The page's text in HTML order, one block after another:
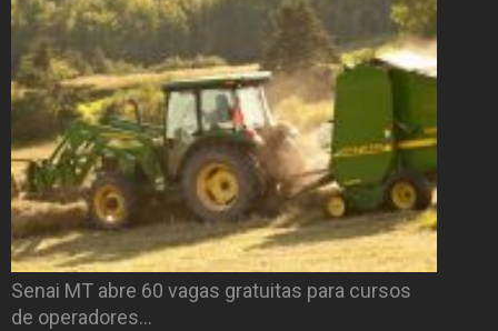
Senai MT abre 60 vagas gratuitas para cursos
de operadores…